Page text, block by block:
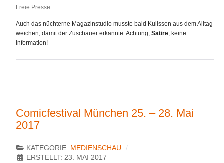
Freie Presse
Auch das nüchterne Magazinstudio musste bald Kulissen aus dem Alltag
weichen, damit der Zuschauer erkannte: Achtung, Satire, keine
Information!
Comicfestival München 25. – 28. Mai
2017
KATEGORIE: MEDIENSCHAU
ERSTELLT: 23. MAI 2017